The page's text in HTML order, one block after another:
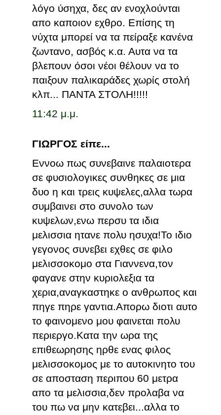
λόγο ύσηχα, δες αν ενοχλούνται
απο καποιον εχθρο. Επίσης τη
νύχτα μπορεί να τα πείραξε κανένα
ζωντανο, ασβός κ.α. Αυτα να τα
βλεπουν όσοι νέοι θέλουν να το
παιξουν παλικαράδες χωρίς στολή
κλπ... ΠΑΝΤΑ ΣΤΟΛΗ!!!!!
11:42 μ.μ.
ΓΙΩΡΓΟΣ είπε...
Εννοω πως συνεβαινε παλαιοτερα
σε φυσιολογικες συνθηκες σε μια
δυο η και τρεις κυψελες,αλλα τωρα
συμβαινει στο συνολο των
κυψελων,ενω περσυ τα ιδια
μελισσια ητανε πολυ ησυχα!Το ιδιο
γεγονος συνεβει εχθες σε φιλο
μελισσοκομο στα Γιαννενα,τον
φαγανε στην κυριολεξια τα
χερια,αναγκαστηκε ο ανθρωπος και
πηγε πηρε γαντια.Απορω διοτι αυτο
το φαινομενο μου φαινεται πολυ
περιεργο.Κατα την ωρα της
επιθεωρησης ηρθε ενας φιλος
μελισσοκομος με το αυτοκινητο του
σε αποσταση περιπου 60 μετρα
απο τα μελισσια,δεν προλαβα να
του πω να μην κατεβει...αλλα το